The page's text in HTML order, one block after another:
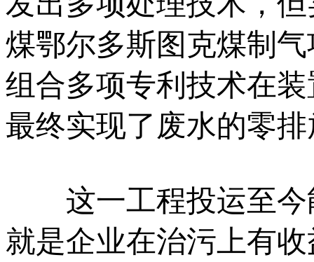
煤鄂尔多斯图克煤制
组合多项专利技术在
最终实现了废水的零
这一工程投运至今
就是企业在治污上有